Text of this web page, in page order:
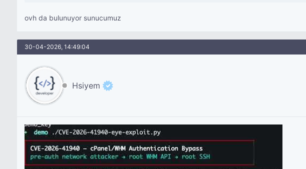
ovh da bulunuyor sunucumuz
30-04-2026, 14:49:04
Hsiyem